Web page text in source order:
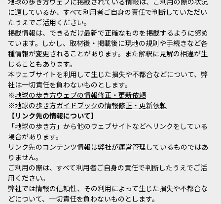
に適しているか、すべて利用者ご自身の責任で判断していただい
たうえでご活用ください。
掲載情報は、できるだけ最新で正確なものを掲載するように努め
ています。しかし、取材後・掲載後に現地の規則や手続きなど各
種情報が変更されることがあります。また解釈に見解の相違が生
じることもあります。
本ウェブサイトを利用して生じた損失や不都合などについて、弊
社は一切責任を負わないものとします。
※地球の歩き方ウェブの情報修正・更新依頼
※地球の歩き方ガイドブックの情報修正・更新依頼
リンク先の情報について
「地球の歩き方」から他のウェブサイトなどへリンクをしている
場合があります。
リンク先のコンテンツ情報は弊社が運営管理しているものではあ
りません。
ご利用の際は、すべて利用者ご自身の責任で判断したうえでご活
用ください。
弊社では情報の信頼性、その利用によって生じた損失や不都合な
どについて、一切責任を負わないものとします。